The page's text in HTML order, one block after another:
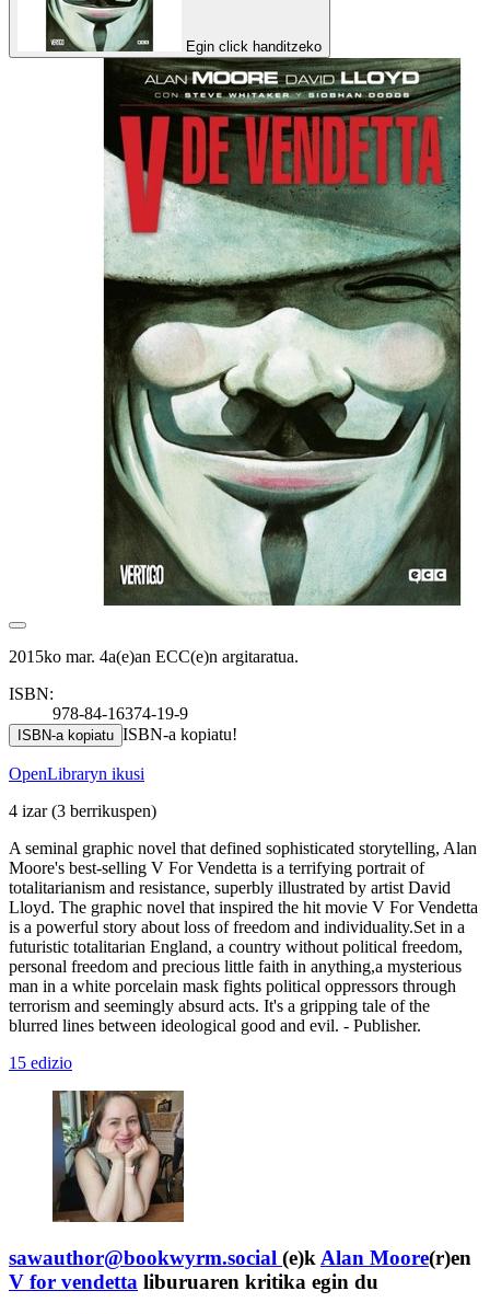
Egin click handitzeko
2015ko mar. 4a(e)an ECC(e)n argitaratua.
ISBN:
978-84-16374-19-9
ISBN-a kopiatu ISBN-a kopiatu!
OpenLibraryn ikusi
4 izar(3 berrikuspen)
A seminal graphic novel that defined sophisticated storytelling, Alan
Moore's best-selling V For Vendetta is a terrifying portrait of
totalitarianism and resistance, superbly illustrated by artist David
Lloyd. The graphic novel that inspired the hit movie V For Vendetta
is a powerful story about loss of freedom and individuality.Set in a
futuristic totalitarian England, a country without political freedom,
personal freedom and precious little faith in anything,a mysterious
man in a white porcelain mask fights political oppressors through
terrorism and seemingly absurd acts. It's a gripping tale of the
blurred lines between ideological good and evil. - Publisher.
15 edizio
sawauthor@bookwyrm.social (e)kAlan Moore(r)en
V for vendetta liburuaren kritika egin du